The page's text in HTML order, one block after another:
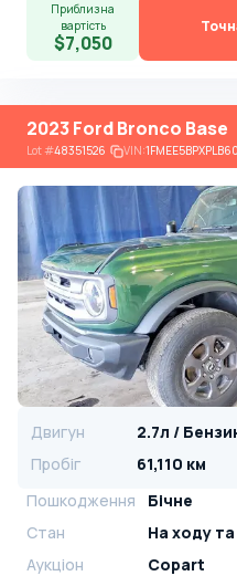
Приблизна
вартість
$7,050
2023 Ford Bronco Base
Lot#48351526 VIN:
Двигун 2.7л /
Пробіг
61,110 км
Пошкодження
Бічне
Стан
На ​​ходу та
Аукціон
Copart